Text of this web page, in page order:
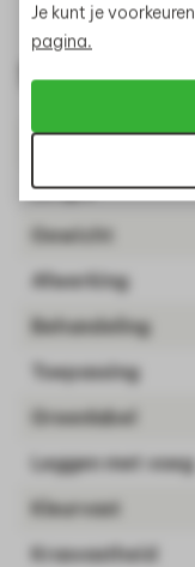
Specificaties
Breedte
Lengte
Gewicht
Afwerking
Behandeling
Toepassing
Greenlabel
Leggen met voeg
Kleurvast
Krasvastheid
Je kunt je
pagina.